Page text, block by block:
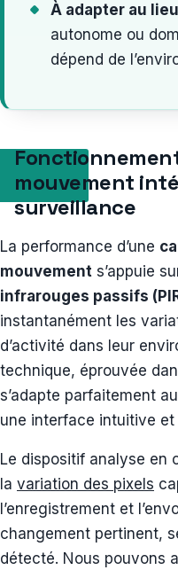
À adapter au lieu
autonome ou
dépend de
mouvement
surveillance
La performance d’une
mouvement s’appuie
infrarouges passifs
instantanément les
d’activité dans leur
technique, éprouvée
s’adapte parfaitement
une interface intuitive
Le dispositif analyse en
la variation des pixels
l’enregistrement et
changement pertinent,
détecté. Nous pouvons